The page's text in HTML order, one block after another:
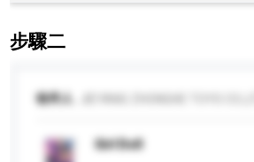
步驟二
收件人
Girl Doll